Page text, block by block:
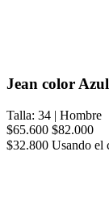
Jean color
Talla: 34 | Hombre
$65.600 $82.000
$32.800 Usando el